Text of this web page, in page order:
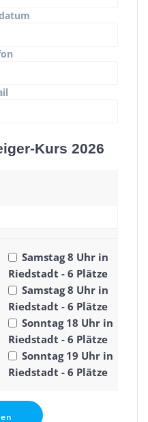
Kurs 2026
Samstag 8 Uhr in
Riedstadt - 6 Plätze
Samstag 8 Uhr in
Riedstadt - 6 Plätze
Sonntag 18 Uhr in
Riedstadt - 6 Plätze
Sonntag 19 Uhr in
Riedstadt - 6 Plätze